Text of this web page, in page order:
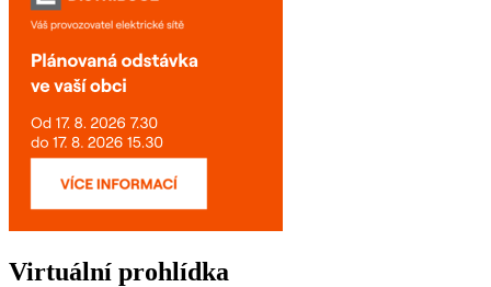
Virtuální prohlídka